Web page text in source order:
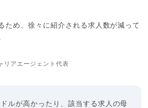
ため、徐々に紹介される求人数が減って
リアエージェント代表
ルが高かったり、該当する求人の母